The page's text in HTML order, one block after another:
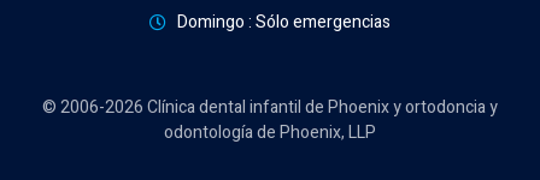
Domingo : Sólo emergencias
© 2006-2026 Clínica dental infantil de Phoenix y ortodoncia y
odontología de Phoenix, LLP